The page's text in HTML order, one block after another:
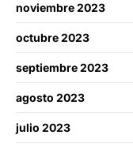
noviembre 2023
octubre 2023
septiembre 2023
agosto 2023
julio 2023